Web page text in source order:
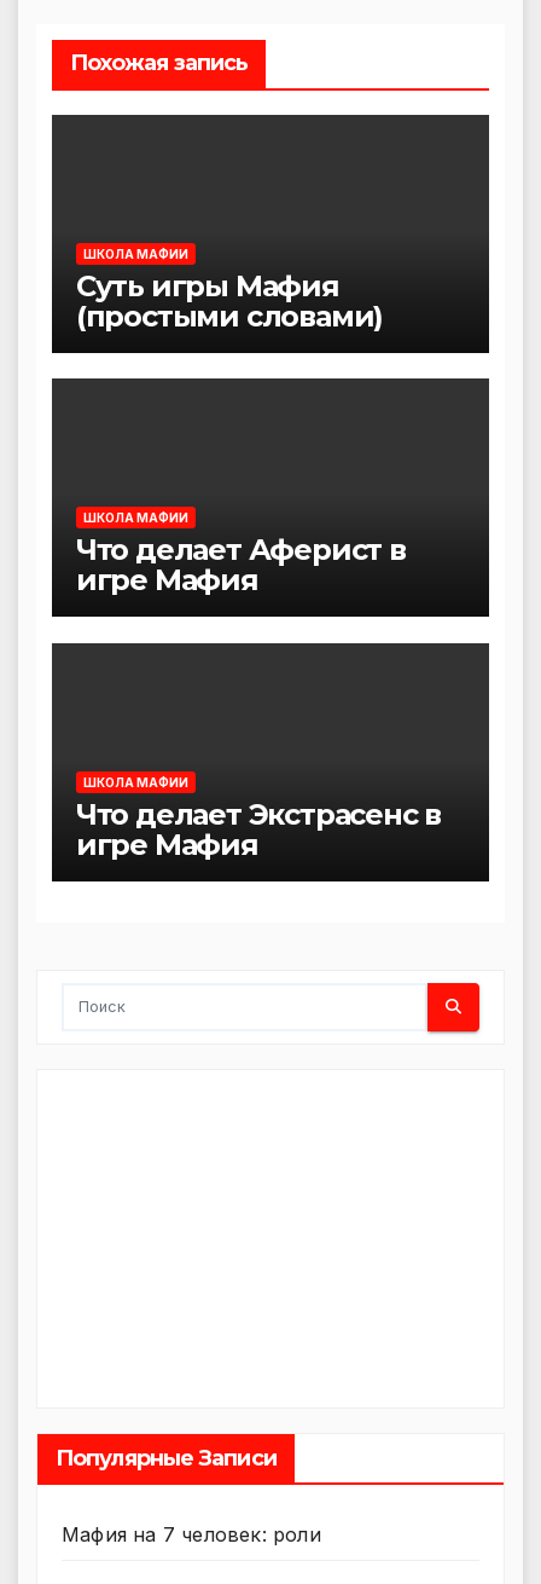
Похожая запись
ШКОЛА МАФИИ
Суть игры Мафия
(простыми словами)
ШКОЛА МАФИИ
Что делает Аферист в
игре Мафия
ШКОЛА МАФИИ
Что делает Экстрасенс в
игре Мафия
Популярные Записи
Мафия на 7 человек: роли